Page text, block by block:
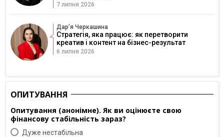
7 липня 2026
Дарʼя Черкашина
Стратегія, яка працює: як перетворити
креатив і контент на бізнес-результат
6 липня 2026
ОПИТУВАННЯ
Опитування (анонімне). Як ви оцінюєте свою
фінансову стабільність зараз?
Дуже нестабільна